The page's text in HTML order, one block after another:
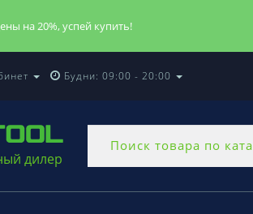
на 20%, успей купить!
Будни: 09:00 - 20:00
дилер